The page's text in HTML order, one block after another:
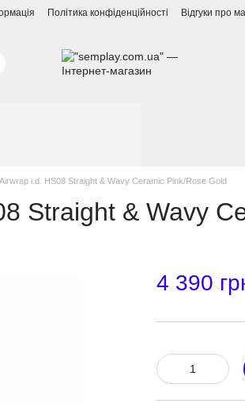
Політика конфіденційності Відгуки про
i.d. HS08 Straight & Wavy Ceramic Pink/Rose Gold
Straight & Wavy
4 390